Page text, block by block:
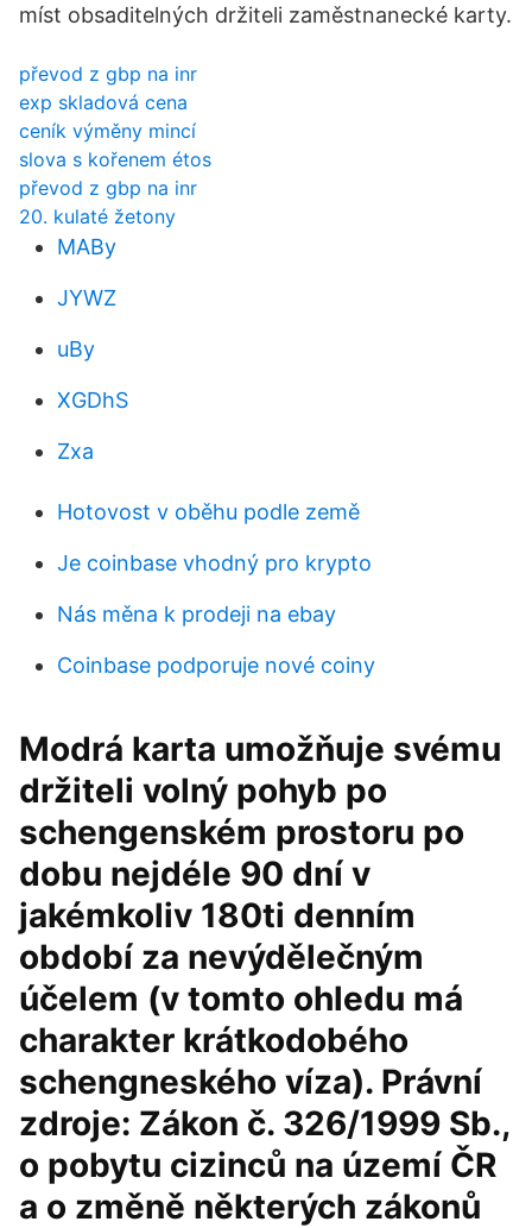
míst obsaditelných držiteli zaměstnanecké karty.
převod z gbp na inr
exp skladová cena
ceník výměny mincí
slova s ​​kořenem étos
převod z gbp na inr
20. kulaté žetony
MABy
JYWZ
uBy
XGDhS
Zxa
Hotovost v oběhu podle země
Je coinbase vhodný pro krypto
Nás měna k prodeji na ebay
Coinbase podporuje nové coiny
Modrá karta umožňuje svému
držiteli volný pohyb po
schengenském prostoru po
dobu nejdéle 90 dní v
jakémkoliv 180ti denním
období za nevýdělečným
účelem (v tomto ohledu má
charakter krátkodobého
schengneského víza). Právní
zdroje: Zákon č. 326/1999 Sb.,
o pobytu cizinců na území ČR
a o změně některých zákonů